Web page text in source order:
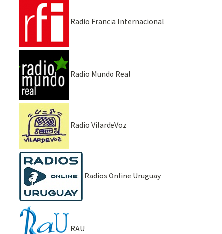
Radio Francia Internacional
Radio Mundo Real
Radio VilardeVoz
Radios Online Uruguay
RAU